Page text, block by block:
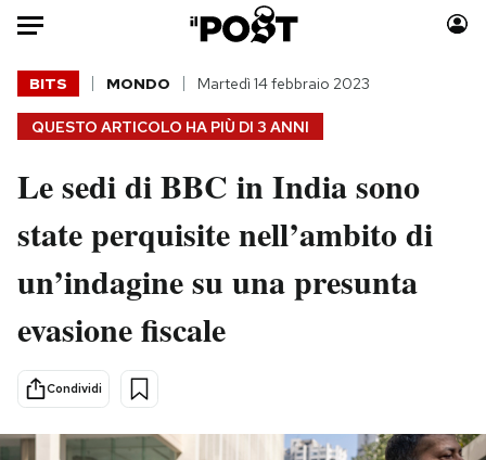
Auto
HOME
Italia
Politica
Tecnologia
Scienza
Cultura
Economia
Sport
Moda
Consumismi
Storie/Idee
Ok Boomer!
Mondiali calcio 2026
QUESTO ARTICOLO HA PIÙ DI 3 ANNI
BITS MONDO Martedì 14 febbraio 2023
Le sedi di BBC in India sono
state perquisite nell’ambito di
un’indagine su una presunta
evasione fiscale
Condividi